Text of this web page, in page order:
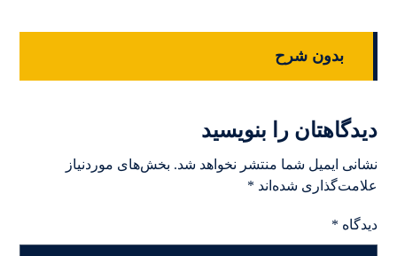
بدون شرح
دیدگاهتان را بنویسید
نشانی ایمیل شما منتشر نخواهد شد. بخش‌های موردنیاز
علامت‌گذاری شده‌اند *
دیدگاه *